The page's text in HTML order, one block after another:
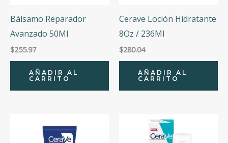
Bálsamo Reparador
Avanzado 50Ml
$255.97
AÑADIR AL
CARRITO
Cerave Loción Hidratante
8Oz / 236Ml
$280.04
AÑADIR AL
CARRITO